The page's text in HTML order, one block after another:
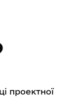
проектної